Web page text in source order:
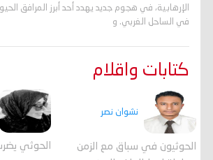
الإرهابية، في هجوم جديد يهدد أحد أبرز المرافق
في الساحل الغربي. و
كتابات واقلام
نشوان نصر
الحوثيون في سباق مع الزمن
الحوثي